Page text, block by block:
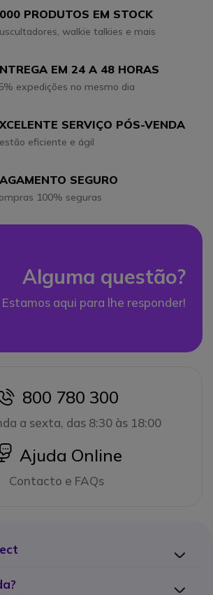
PRODUTOS EM STOCK
walkie talkies e mais
EM 24 A 48 HORAS
expedições no mesmo dia
SERVIÇO PÓS-VENDA
eficiente e ágil
SEGURO
100% seguras
Alguma questão?
Estamos aqui para lhe responder!
icon
800 780 300
a sexta, das 8:30 às 18:00
icon
Ajuda Online
Contacto e FAQs